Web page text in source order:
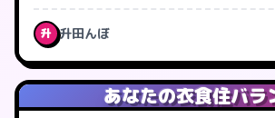
升 升田んぼ
あなたの衣食住バラ